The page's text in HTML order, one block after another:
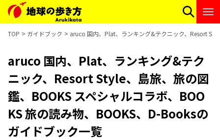
TOP ガイドブック aruco 国内、Plat、ランキング&テクニック、Resort
aruco 国内、Plat、ランキング&テク
ニック、Resort Style、島旅、旅の図
鑑、BOOKS スペシャルコラボ、BOO
KS 旅の読み物、BOOKS、D-Booksの
ガイドブック一覧